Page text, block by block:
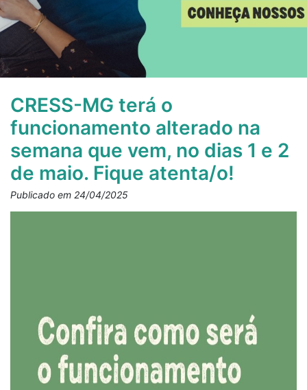
CRESS-MG terá o
funcionamento alterado na
semana que vem, no dias 1 e 2
de maio. Fique atenta/o!
Publicado em 24/04/2025